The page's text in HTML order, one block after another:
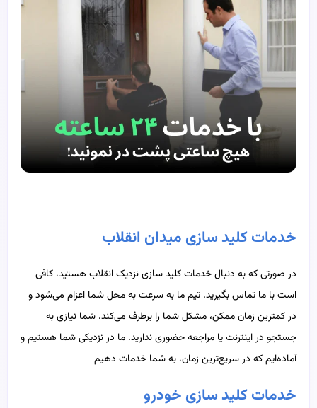
خدمات کلید سازی میدان انقلاب
در صورتی که به دنبال خدمات کلید سازی نزدیک انقلاب هستید، کافی
است با ما تماس بگیرید. تیم ما به سرعت به محل شما اعزام می‌شود و
در کمترین زمان ممکن، مشکل شما را برطرف می‌کند. شما نیازی به
جستجو در اینترنت یا مراجعه حضوری ندارید. ما در نزدیکی شما هستیم و
آماده‌ایم که در سریع‌ترین زمان، به شما خدمات دهیم
خدمات کلید سازی خودرو